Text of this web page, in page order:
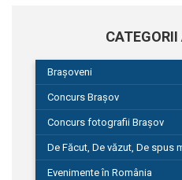
Brașoveni
Concurs Brașov
Concurs fotografii Brașov
De Făcut, De văzut, De spus
149
Evenimente în România